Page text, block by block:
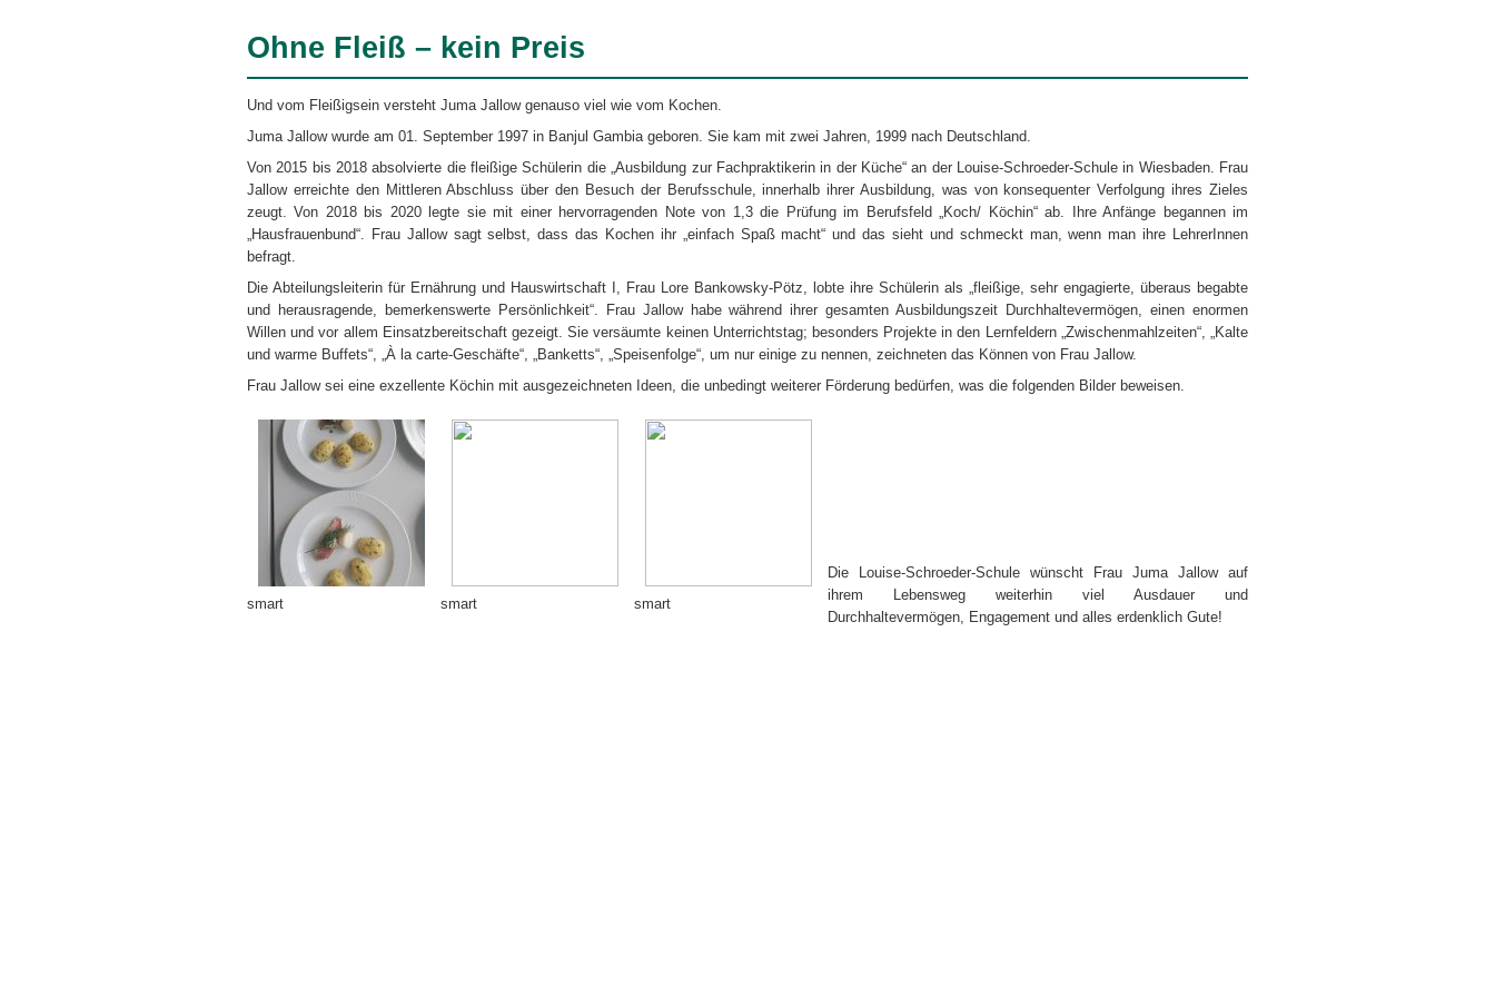
Ohne Fleiß – kein Preis
Und vom Fleißigsein versteht Juma Jallow genauso viel wie vom Kochen.
Juma Jallow wurde am 01. September 1997 in Banjul Gambia geboren. Sie kam mit zwei Jahren, 1999 nach Deutschland.
Von 2015 bis 2018 absolvierte die fleißige Schülerin die „Ausbildung zur Fachpraktikerin in der Küche“ an der Louise-Schroeder-Schule in Wiesbaden. Frau
Jallow erreichte den Mittleren Abschluss über den Besuch der Berufsschule, innerhalb ihrer Ausbildung, was von konsequenter Verfolgung ihres Zieles
zeugt. Von 2018 bis 2020 legte sie mit einer hervorragenden Note von 1,3 die Prüfung im Berufsfeld „Koch/ Köchin“ ab. Ihre Anfänge begannen im
„Hausfrauenbund“. Frau Jallow sagt selbst, dass das Kochen ihr „einfach Spaß macht“ und das sieht und schmeckt man, wenn man ihre LehrerInnen
befragt.
Die Abteilungsleiterin für Ernährung und Hauswirtschaft I, Frau Lore Bankowsky-Pötz, lobte ihre Schülerin als „fleißige, sehr engagierte, überaus begabte
und herausragende, bemerkenswerte Persönlichkeit“. Frau Jallow habe während ihrer gesamten Ausbildungszeit Durchhaltevermögen, einen enormen
Willen und vor allem Einsatzbereitschaft gezeigt. Sie versäumte keinen Unterrichtstag; besonders Projekte in den Lernfeldern „Zwischenmahlzeiten“, „Kalte
und warme Buffets“, „À la carte-Geschäfte“, „Banketts“, „Speisenfolge“, um nur einige zu nennen, zeichneten das Können von Frau Jallow.
Frau Jallow sei eine exzellente Köchin mit ausgezeichneten Ideen, die unbedingt weiterer Förderung bedürfen, was die folgenden Bilder beweisen.
smart smart smart
Die Louise-Schroeder-Schule wünscht Frau Juma Jallow auf
ihrem Lebensweg weiterhin viel Ausdauer und
Durchhaltevermögen, Engagement und alles erdenklich Gute!